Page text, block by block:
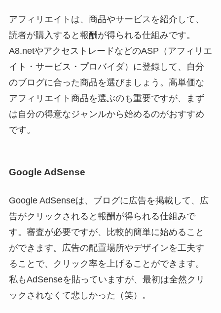
アフィリエイトは、商品やサービスを紹介して、
読者が購入すると報酬が得られる仕組みです。
A8.netやアクセストレードなどのASP（アフィリエ
イト・サービス・プロバイダ）に登録して、自分
のブログに合った商品を選びましょう。高単価な
アフィリエイト商品を選ぶのも重要ですが、まず
は自分の得意なジャンルから始めるのがおすすめ
です。
Google AdSense
Google AdSenseは、ブログに広告を掲載して、広
告がクリックされると報酬が得られる仕組みで
す。審査が必要ですが、比較的簡単に始めること
ができます。広告の配置場所やデザインを工夫す
ることで、クリック率を上げることができます。
私もAdSenseを貼っていますが、最初は全然クリ
ックされなくて悲しかった（笑）。